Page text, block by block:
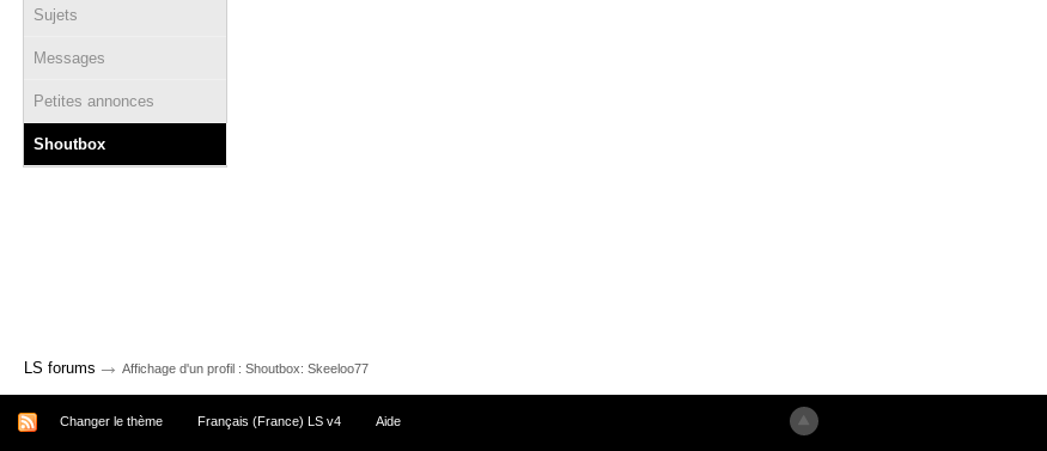
Sujets
Messages
Petites annonces
Shoutbox
LS forums → Affichage d'un profil : Shoutbox: Skeeloo77
Changer le thème Français (France) LS v4 Aide